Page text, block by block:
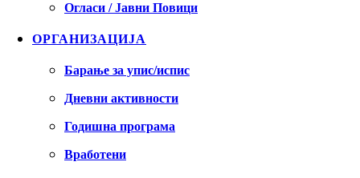
Огласи / Јавни Повици
ОРГАНИЗАЦИЈА
Барање за упис/испис
Дневни активности
Годишна програма
Вработени